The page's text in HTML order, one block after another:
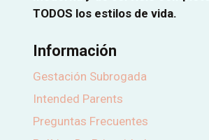
TODOS los estilos de vida.
Información
Gestación Subrogada
Intended Parents
Preguntas Frecuentes